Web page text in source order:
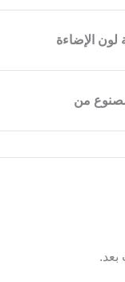
لون الإضاءة
من
بعد.